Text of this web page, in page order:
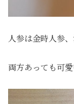
人参は金時人参
両方あっても可